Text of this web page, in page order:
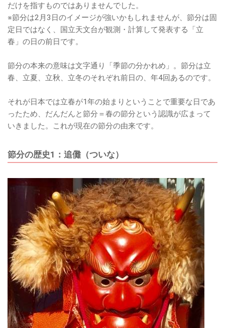
だけを指すものではありませんでした。
※節分は2月3日のイメージが強いかもしれませんが、節分は固
定日ではなく、国立天文台が観測・計算して発表する「立
春」の日の前日です。
節分の本来の意味は文字通り「季節の分かれめ」。節分は立
春、立夏、立秋、立冬のそれぞれ前日の、年4回あるのです。
それが日本では立春が1年の始まりということで重要な日であ
ったため、だんだんと節分＝春の節分という認識が広まって
いきました。これが現在の節分の由来です。
節分の歴史1：追儺（ついな）